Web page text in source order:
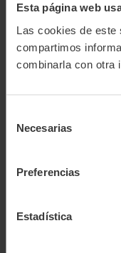
Esta página web
Las cookies de este
compartimos
combinarla con otra
Necesarias
Preferencias
Estadística